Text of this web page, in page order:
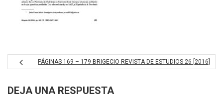
PÁGINAS 169 – 179 BRIGECIO REVISTA DE ESTUDIOS 26 [2016]
DEJA UNA RESPUESTA